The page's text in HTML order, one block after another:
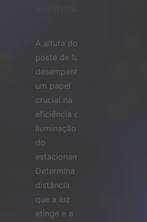
A altura do
poste de luz
desempenha
um papel
crucial na
eficiência da
iluminação
do
estacionamento.
Determina a
distância
que a luz
atinge e a